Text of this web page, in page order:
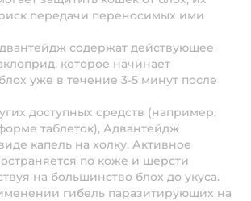
передачи переносимых ими
содержат действующее
которое начинает
уже в течение 3-5 минут после
доступных средств (например,
таблеток), Адвантейдж
капель на холку. Активное
по коже и шерсти
на большинство блох до укуса.
гибель паразитирующих на